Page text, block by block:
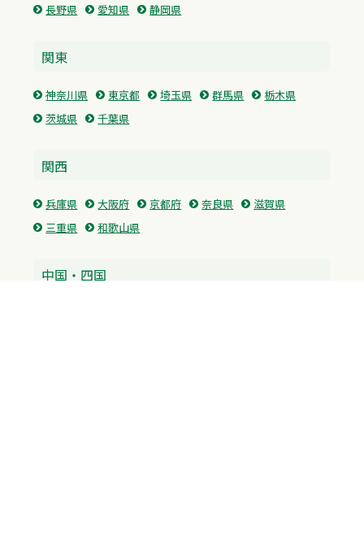
長野県
愛知県 静岡県
関東
神奈川県 東京都 埼玉県 群馬県
栃木県
茨城県
千葉県
関西
兵庫県 大阪府 京都府 奈良県
滋賀県
三重県
和歌山県
中国・四国